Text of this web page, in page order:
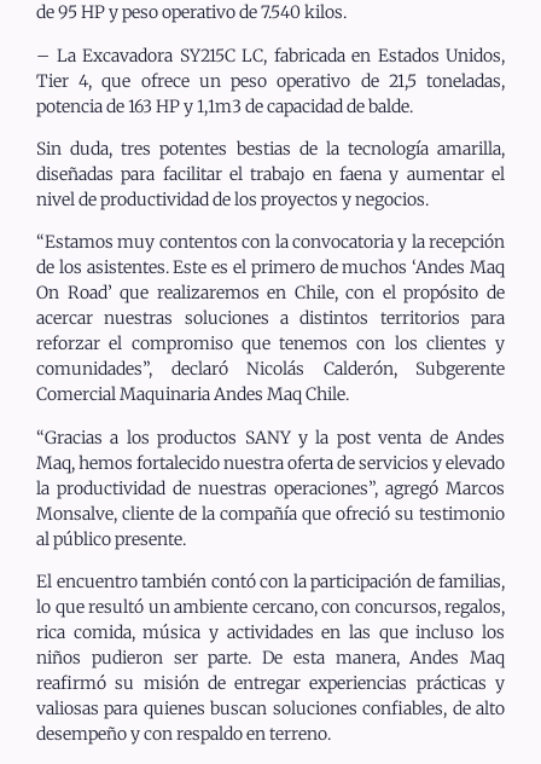
de 95 HP y peso operativo de 7.540 kilos.
– La Excavadora SY215C LC, fabricada en Estados Unidos,
Tier 4, que ofrece un peso operativo de 21,5 toneladas,
potencia de 163 HP y 1,1m3 de capacidad de balde.
Sin duda, tres potentes bestias de la tecnología amarilla,
diseñadas para facilitar el trabajo en faena y aumentar el
nivel de productividad de los proyectos y negocios.
“Estamos muy contentos con la convocatoria y la recepción
de los asistentes. Este es el primero de muchos ‘Andes Maq
On Road’ que realizaremos en Chile, con el propósito de
acercar nuestras soluciones a distintos territorios para
reforzar el compromiso que tenemos con los clientes y
comunidades”, declaró Nicolás Calderón, Subgerente
Comercial Maquinaria Andes Maq Chile.
“Gracias a los productos SANY y la post venta de Andes
Maq, hemos fortalecido nuestra oferta de servicios y elevado
la productividad de nuestras operaciones”, agregó Marcos
Monsalve, cliente de la compañía que ofreció su testimonio
al público presente.
El encuentro también contó con la participación de familias,
lo que resultó un ambiente cercano, con concursos, regalos,
rica comida, música y actividades en las que incluso los
niños pudieron ser parte. De esta manera, Andes Maq
reafirmó su misión de entregar experiencias prácticas y
valiosas para quienes buscan soluciones confiables, de alto
desempeño y con respaldo en terreno.